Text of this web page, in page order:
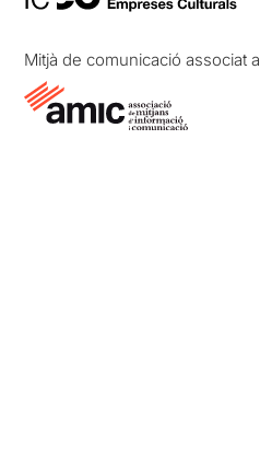
Mitjà de comunicació associat a